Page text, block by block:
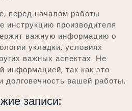
перед началом работы
инструкцию производителя
важную информацию о
укладки, условиях
важных аспектах. Не
информацией, так как это
долговечность вашей работы.
записи: